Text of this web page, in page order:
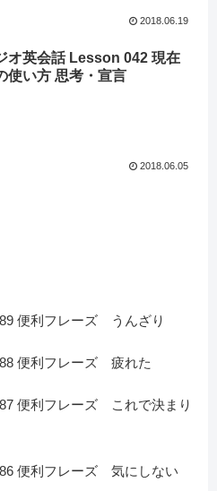
2018.06.19
オ英会話 Lesson 042 現在
使い方 思考・宣言
2018.06.05
便利フレーズ うんざり
便利フレーズ 疲れた
便利フレーズ これで決まり
便利フレーズ 気にしない